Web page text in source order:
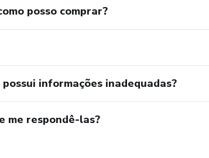
posso comprar?
informações inadequadas?
me respondê-las?